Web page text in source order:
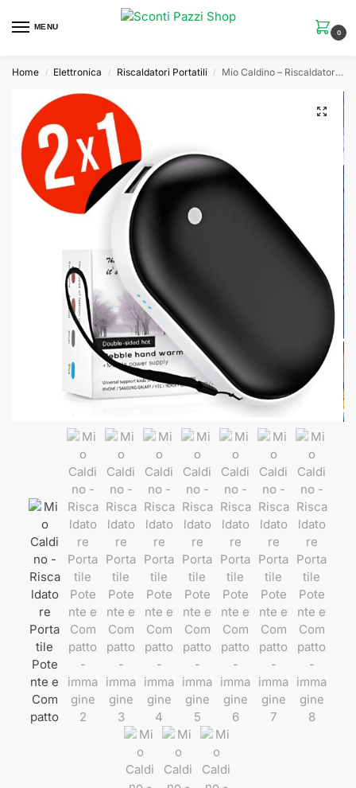
MENU
0
Home / Elettronica / Riscaldatori Portatili / Mio Caldino – Riscaldatore Portatile Potente e Compatto